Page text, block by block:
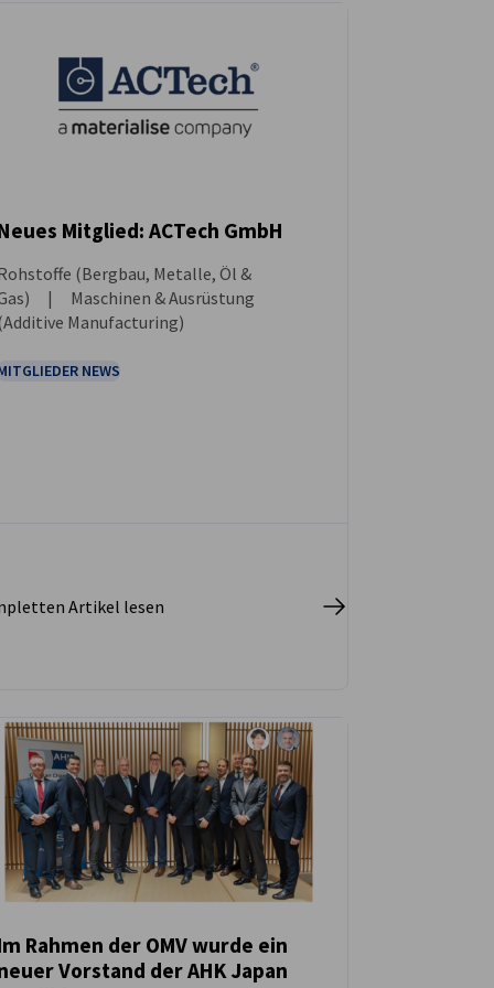
NEUIGKEITEN
Mitglied: ACTech GmbH
(Bergbau, Metalle, Öl &
| Maschinen & Ausrüstung
Manufacturing)
NEWS
Artikel lesen
Rahmen der OMV wurde ein
Vorstand der AHK Japan